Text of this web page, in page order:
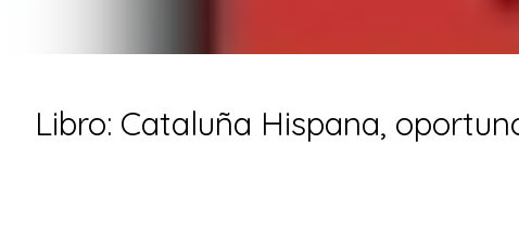
Libro: Cataluña Hispana,